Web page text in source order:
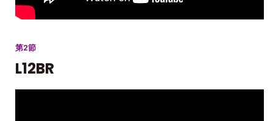
第2節
L12BR